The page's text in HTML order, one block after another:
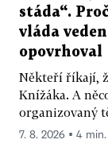
stáda“.
vláda
opovrhoval
Někteří říkají,
Knížáka. A
organizovaný
7. 8. 2026 ▪ 4